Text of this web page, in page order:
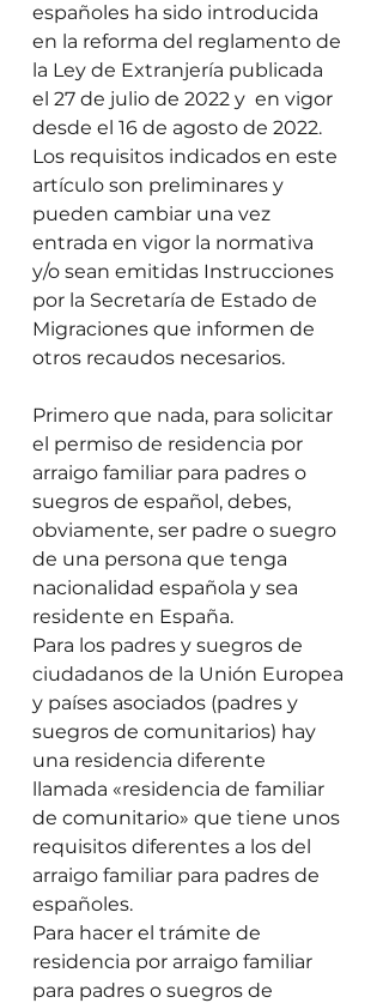
españoles ha sido introducida
en la reforma del reglamento de
la Ley de Extranjería publicada
el 27 de julio de 2022 y  en vigor
desde el 16 de agosto de 2022.
Los requisitos indicados en este
artículo son preliminares y
pueden cambiar una vez
entrada en vigor la normativa
y/o sean emitidas Instrucciones
por la Secretaría de Estado de
Migraciones que informen de
otros recaudos necesarios.
Primero que nada, para solicitar
el permiso de residencia por
arraigo familiar para padres o
suegros de español, debes,
obviamente, ser padre o suegro
de una persona que tenga
nacionalidad española y sea
residente en España.
Para los padres y suegros de
ciudadanos de la Unión Europea
y países asociados (padres y
suegros de comunitarios) hay
una residencia diferente
llamada «residencia de familiar
de comunitario» que tiene unos
requisitos diferentes a los del
arraigo familiar para padres de
españoles.
Para hacer el trámite de
residencia por arraigo familiar
para padres o suegros de